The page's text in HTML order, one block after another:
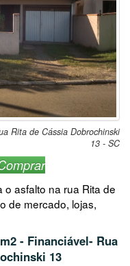
Rita de Cássia Dobrochinski
13 - SC
asfalto na rua Rita de
de mercado, lojas,
- Financiável- Rua
13